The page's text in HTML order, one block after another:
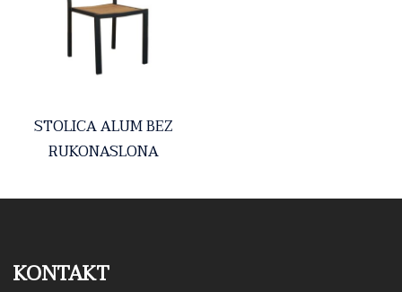
STOLICA ALUM BEZ
RUKONASLONA
KONTAKT